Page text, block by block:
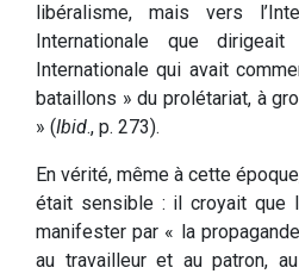
libéralisme, mais vers
Internationale que
Internationale qui avait
bataillons » du prolétariat, à
» (Ibid., p. 273).
En vérité, même à cette
était sensible : il croyait que
manifester par « la
au travailleur et au patron,